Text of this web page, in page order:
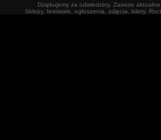
Dziękujemy za odwiedziny. Zawsze
Sklepy, festiwale, ogłoszenia, zdjęcia, bilety.